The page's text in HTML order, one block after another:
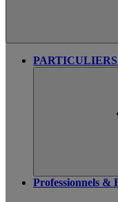
PARTICULIERS
Professionnels &